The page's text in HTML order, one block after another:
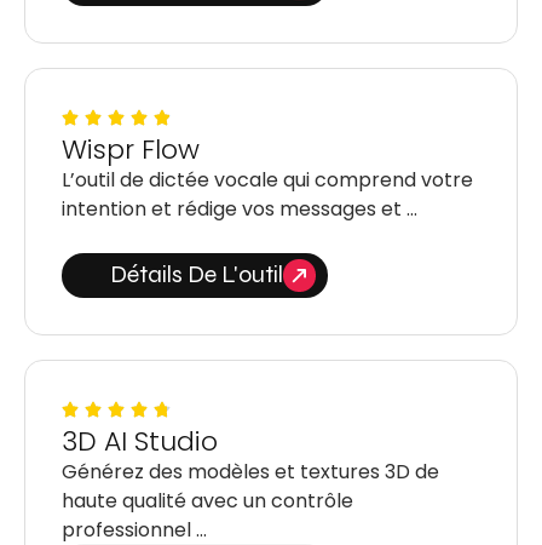
Wispr Flow
L’outil de dictée vocale qui comprend votre
intention et rédige vos messages et …
Détails De L'outil
3D AI Studio
Générez des modèles et textures 3D de
haute qualité avec un contrôle
professionnel …